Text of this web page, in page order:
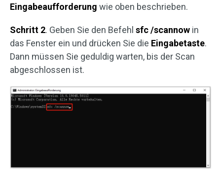
Eingabeaufforderung wie oben beschrieben.
Schritt 2. Geben Sie den Befehl sfc /scannow in
das Fenster ein und drücken Sie die Eingabetaste.
Dann müssen Sie geduldig warten, bis der Scan
abgeschlossen ist.